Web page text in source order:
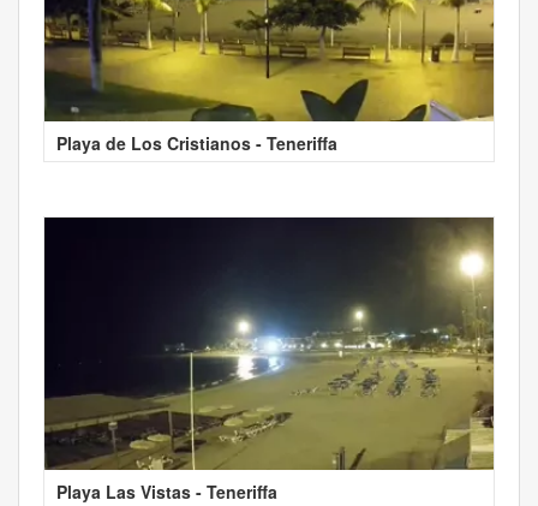
Playa de Los Cristianos - Teneriffa
Playa Las Vistas - Teneriffa